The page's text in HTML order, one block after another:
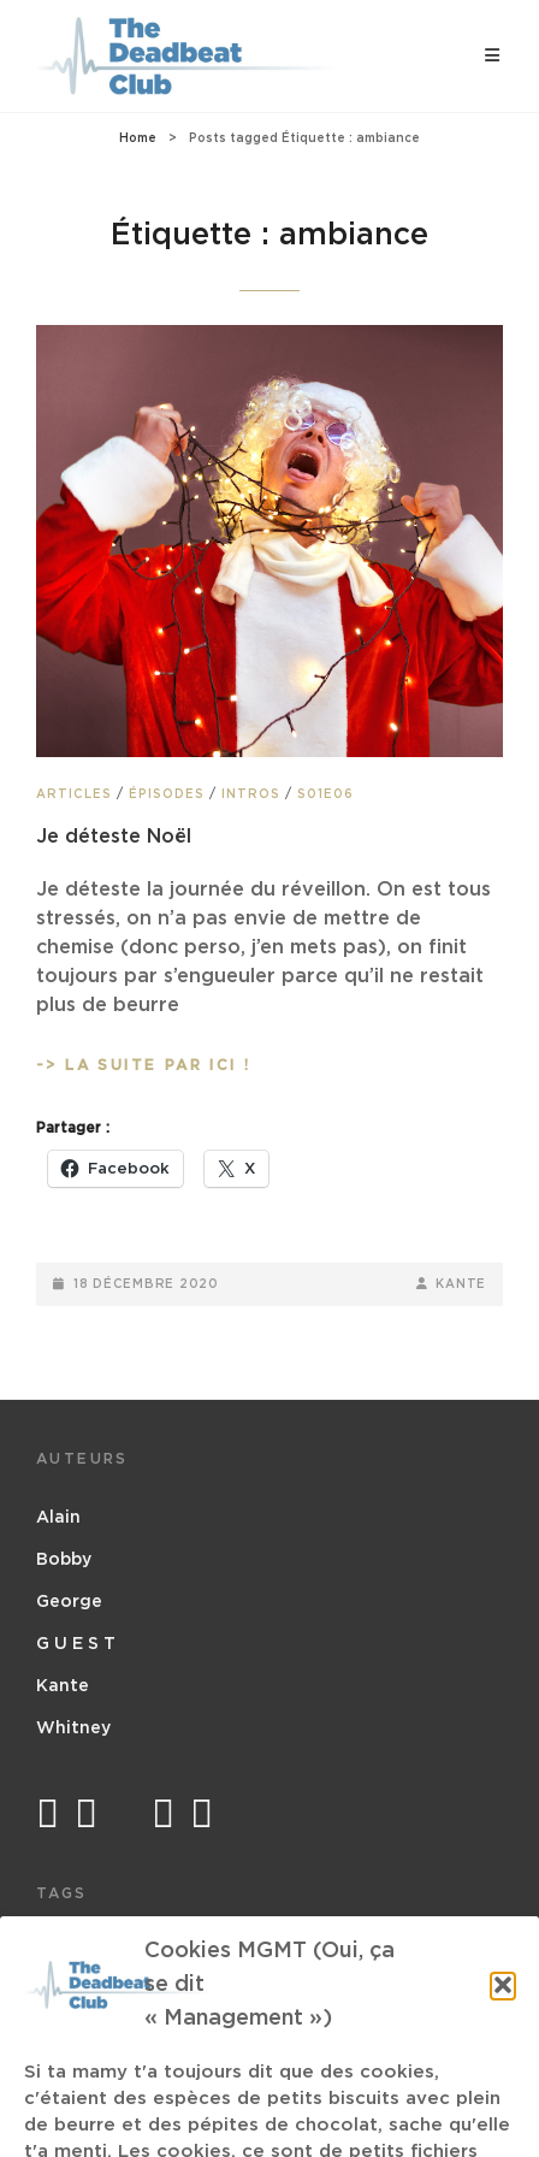
Cookies MGMT (Oui, ça
se dit
« Management »)
Si ta mamy t'a toujours dit que des cookies,
c'étaient des espèces de petits biscuits avec plein
de beurre et des pépites de chocolat, sache qu'elle
t'a menti. Les cookies, ce sont de petits fichiers
Home > Posts tagged Étiquette : ambiance
Étiquette : ambiance
CAT
ARTICLES / ÉPISODES / INTROS / S01E06
Je déteste Noël
Je déteste la journée du réveillon. On est tous
stressés, on n’a pas envie de mettre de
chemise (donc perso, j’en mets pas), on finit
toujours par s’engueuler parce qu’il ne restait
plus de beurre
-> LA SUITE PAR ICI !
Partager :
Facebook X
POSTED-
18 DÉCEMBRE 2020
BY
BYLINEKANTE
AUTEURS
Alain
Bobby
George
G U E S T
Kante
Whitney
facebook
twitter
mail instagram
TAGS
Helsinki Trip Hop
Sturle Dagsand Clear sanglier Blackhaine
Interview DJ Krush Tuskar RIP LGBT
Musique électronique Taqbir Foutus Erdmöbel